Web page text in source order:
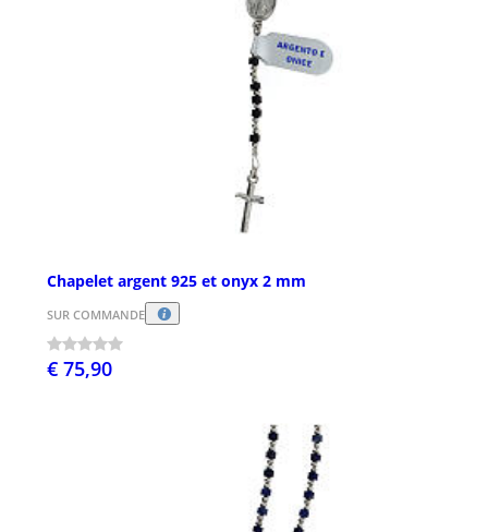
Chapelet argent 925 et onyx 2 mm
SUR COMMANDE
€ 75,90